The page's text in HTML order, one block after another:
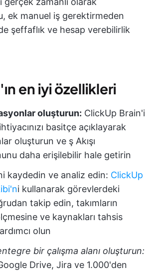
ek manuel iş gerektirmeden
şeffaflık ve hesap verebilirlik
en iyi özellikleri
oluşturun: ClickUp Brain'i
basitçe açıklayarak
oluşturun ve ş Akışı
daha erişilebilir hale getirin
kaydedin ve analiz edin: ClickUp
i kullanarak görevlerdeki
takip edin, takımların
ve kaynakları tahsis
olun
bir çalışma alanı oluşturun:
Drive, Jira ve 1.000'den